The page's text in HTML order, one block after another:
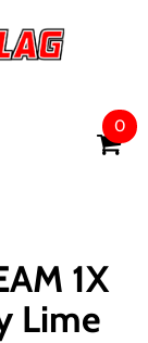
0
1X
Lime